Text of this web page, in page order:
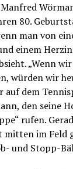
80.
man von
einem
„Wenn
würden wir
auf dem
den seine
rufen.
mitten im Feld
und Stopp-